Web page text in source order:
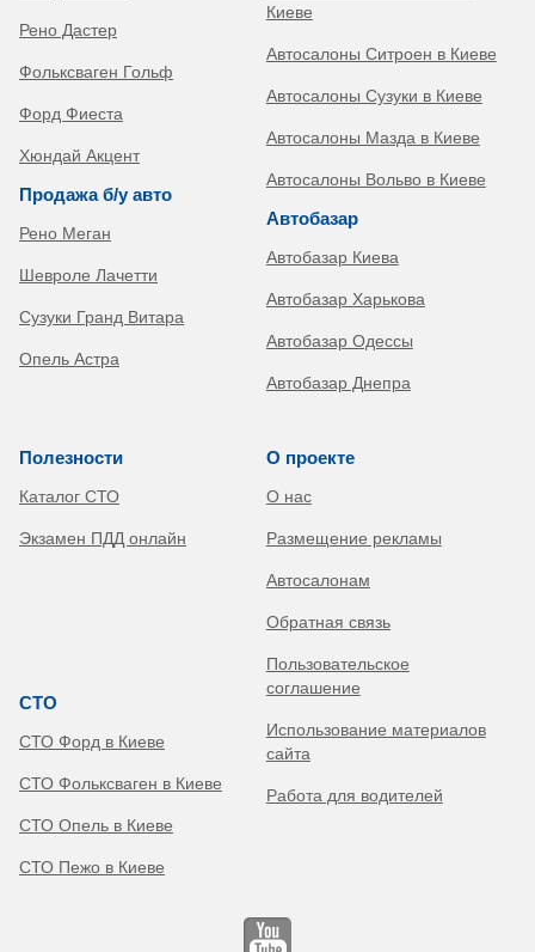
Рено Дастер
Фольксваген Гольф
Форд Фиеста
Хюндай Акцент
Продажа б/у авто
Рено Меган
Шевроле Лачетти
Сузуки Гранд Витара
Опель Астра
Киеве
Автосалоны Ситроен в Киеве
Автосалоны Сузуки в Киеве
Автосалоны Мазда в Киеве
Автосалоны Вольво в Киеве
Автобазар
Автобазар Киева
Автобазар Харькова
Автобазар Одессы
Автобазар Днепра
Полезности
Каталог СТО
Экзамен ПДД онлайн
СТО
СТО Форд в Киеве
СТО Фольксваген в Киеве
СТО Опель в Киеве
СТО Пежо в Киеве
О проекте
О нас
Размещение рекламы
Автосалонам
Обратная связь
Пользовательское
соглашение
Использование материалов
сайта
Работа для водителей